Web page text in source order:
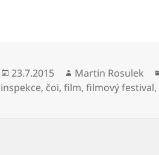
Publikováno:
23.7.2015 Autor:
Martin Rosulek
inspekce, čoi,film,filmový festival,